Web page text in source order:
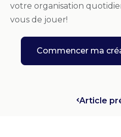
votre organisation
vous de jouer!
Commencer ma
Article